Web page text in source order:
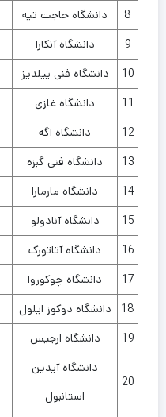
دانشگاه حاجت تپه
8
دانشگاه آنکارا
9
دانشگاه فنی ییلدیز
10
دانشگاه غازی
11
دانشگاه اگه
12
دانشگاه فنی گبزه
13
دانشگاه مارمارا
14
دانشگاه آنادولو
15
دانشگاه آتاتورک
16
دانشگاه چوکوروا
17
دانشگاه دوکوز ایلول
18
دانشگاه ارجیس 19
دانشگاه آیدین
استانبول
20